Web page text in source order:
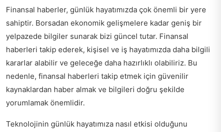
Finansal haberler, günlük hayatımızda çok önemli bir yere
sahiptir. Borsadan ekonomik gelişmelere kadar geniş bir
yelpazede bilgiler sunarak bizi güncel tutar. Finansal
haberleri takip ederek, kişisel ve iş hayatımızda daha bilgili
kararlar alabilir ve geleceğe daha hazırlıklı olabiliriz. Bu
nedenle, finansal haberleri takip etmek için güvenilir
kaynaklardan haber almak ve bilgileri doğru şekilde
yorumlamak önemlidir.
Teknolojinin günlük hayatımıza nasıl etkisi olduğunu